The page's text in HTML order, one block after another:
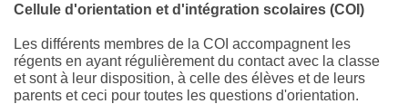
Cellule d'orientation et d'intégration scolaires (COI)
Les différents membres de la COI accompagnent les
régents en ayant régulièrement du contact avec la classe
et sont à leur disposition, à celle des élèves et de leurs
parents et ceci pour toutes les questions d'orientation.